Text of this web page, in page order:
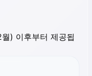
) 이후부터 제공됩